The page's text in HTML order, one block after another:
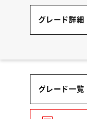
グレード詳細
グレード一覧